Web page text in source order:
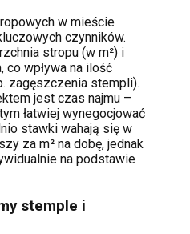
w mieście
czynników.
stropu (w m²) i
wpływa na ilość
zagęszczenia stempli).
jest czas najmu –
łatwiej wynegocjować
stawki wahają się w
za m² na dobę, jednak
na podstawie
stemple i